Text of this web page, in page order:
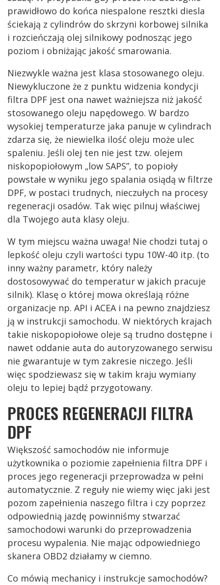
prawidłowo do końca niespalone resztki diesla
ściekają z cylindrów do skrzyni korbowej silnika
i rozcieńczają olej silnikowy podnosząc jego
poziom i obniżając jakość smarowania.
Niezwykle ważna jest klasa stosowanego oleju.
Niewykluczone że z punktu widzenia kondycji
filtra DPF jest ona nawet ważniejsza niż jakość
stosowanego oleju napędowego. W bardzo
wysokiej temperaturze jaka panuje w cylindrach
zdarza się, że niewielka ilość oleju może ulec
spaleniu. Jeśli olej ten nie jest tzw. olejem
niskopopiołowym „low SAPS”, to popioły
powstałe w wyniku jego spalania osiądą w filtrze
DPF, w postaci trudnych, nieczułych na procesy
regeneracji osadów. Tak więc pilnuj właściwej
dla Twojego auta klasy oleju.
W tym miejscu ważna uwaga! Nie chodzi tutaj o
lepkość oleju czyli wartości typu 10W-40 itp. (to
inny ważny parametr, który należy
dostosowywać do temperatur w jakich pracuje
silnik). Klasę o której mowa określają różne
organizacje np. API i ACEA i na pewno znajdziesz
ją w instrukcji samochodu. W niektórych krajach
takie niskopopiołowe oleje są trudno dostępne i
nawet oddanie auta do autoryzowanego serwisu
nie gwarantuje w tym zakresie niczego. Jeśli
więc spodziewasz się w takim kraju wymiany
oleju to lepiej bądź przygotowany.
PROCES REGENERACJI FILTRA
DPF
Większość samochodów nie informuje
użytkownika o poziomie zapełnienia filtra DPF i
proces jego regeneracji przeprowadza w pełni
automatycznie. Z reguły nie wiemy więc jaki jest
pozom zapełnienia naszego filtra i czy poprzez
odpowiednią jazdę powinniśmy stwarzać
samochodowi warunki do przeprowadzenia
procesu wypalenia. Nie mając odpowiedniego
skanera OBD2 działamy w ciemno.
Co mówią mechanicy i instrukcje samochodów?